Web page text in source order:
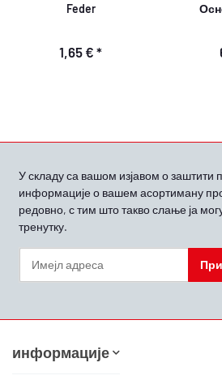
Feder
1,65 € *
У складу са вашом изјавом о
информације о вашем асортиману
редовно, с тим што такво слање ја
тренутку.
информације